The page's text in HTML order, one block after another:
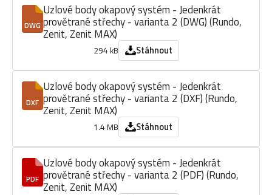
DWG
Uzlové body okapový systém - Jedenkrát
provětrané střechy - varianta 2 (DWG) (Rundo,
Zenit, Zenit MAX)
294 kB Stáhnout
DXF
Uzlové body okapový systém - Jedenkrát
provětrané střechy - varianta 2 (DXF) (Rundo,
Zenit, Zenit MAX)
1.4 MB Stáhnout
PDF
Uzlové body okapový systém - Jedenkrát
provětrané střechy - varianta 2 (PDF) (Rundo,
Zenit, Zenit MAX)